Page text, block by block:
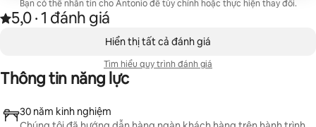
Bạn có thể nhắn tin cho Antonio để tùy chỉnh hoặc thực hiện thay đổi.
Được xếp hạng 5,0/5 sao theo 1 đánh giá
5,0
, ·1 đánh giá
Hiển thị tất cả đánh giá
Tìm hiểu quy trình đánh giá
Thông tin năng lực
30 năm kinh nghiệm